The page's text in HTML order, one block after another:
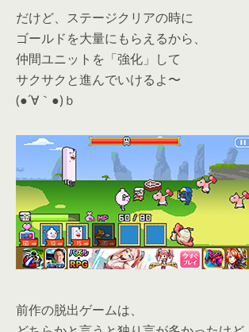
だけど、ステージクリアの時に
ゴールドを大量にもらえるから、
仲間ユニットを「強化」して
サクサクと進んでいけるよ〜
(●´∀｀●)ｂ
前作の脱出ゲームは、